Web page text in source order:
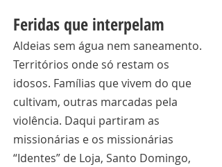
Feridas que interpelam
Aldeias sem água nem saneamento.
Territórios onde só restam os
idosos. Famílias que vivem do que
cultivam, outras marcadas pela
violência. Daqui partiram as
missionárias e os missionárias
“Identes” de Loja, Santo Domingo,